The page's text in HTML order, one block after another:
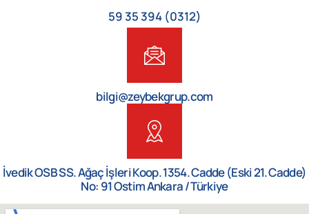
(0312) 394 35 59
bilgi@zeybekgrup.com
İvedik OSB SS. Ağaç İşleri Koop. 1354. Cadde (Eski 21. Cadde)
No: 91 Ostim Ankara / Türkiye